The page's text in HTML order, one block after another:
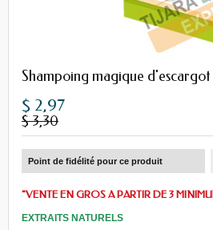
Shampoing magique d'escargot
$ 2,97
$ 3,30
Point de fidélité pour ce produit
"VENTE EN GROS A PARTIR DE 3
EXTRAITS NATURELS